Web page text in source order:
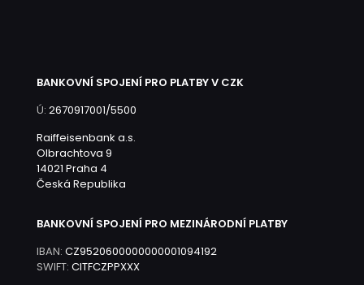
BANKOVNÍ SPOJENÍ PRO PLATBY V CZK
Ú: 2670917001/5500
Raiffeisenbank a.s.
Olbrachtova 9
14021 Praha 4
Česká Republika
BANKOVNÍ SPOJENÍ PRO MEZINÁRODNÍ PLATBY
IBAN: CZ9520600000000001094192
SWIFT: CITFCZPPXXX